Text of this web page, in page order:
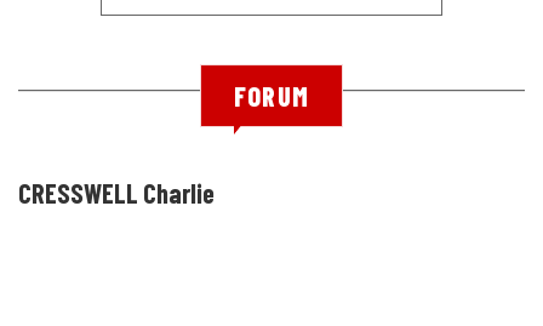
FORUM
CRESSWELL Charlie